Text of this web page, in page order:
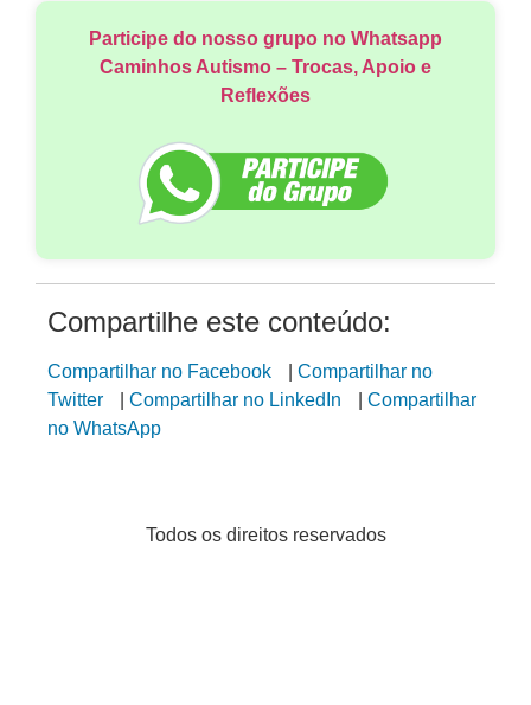
Participe do nosso grupo no Whatsapp
Caminhos Autismo – Trocas, Apoio e
Reflexões
Compartilhe este conteúdo:
Compartilhar no Facebook
Compartilhar no
Twitter
Compartilhar no LinkedIn
Compartilhar
no WhatsApp
Todos os direitos reservados